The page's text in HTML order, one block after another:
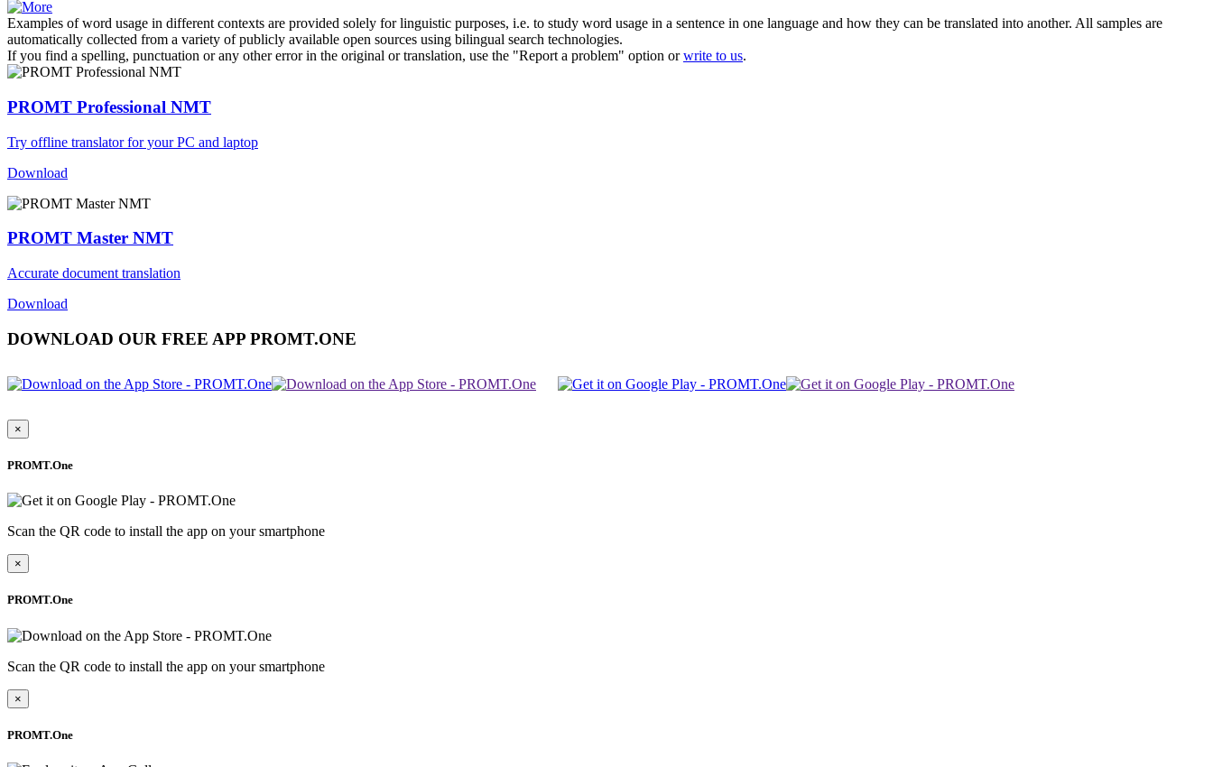
Examples of word usage in different contexts are provided solely for linguistic purposes, i.e. to study word usage in a sentence in one language and how they can be translated into another. All samples are
automatically collected from a variety of publicly available open sources using bilingual search technologies.
If you find a spelling, punctuation or any other error in the original or translation, use the "Report a problem" option orwrite to us.
PROMT Professional NMT
Try offline translator for your PC and laptop
Download
PROMT Master NMT
Accurate document translation
Download
DOWNLOAD OUR FREE APP PROMT.ONE
×
PROMT.One
Scan the QR code to install the app on your smartphone
×
PROMT.One
Scan the QR code to install the app on your smartphone
×
PROMT.One